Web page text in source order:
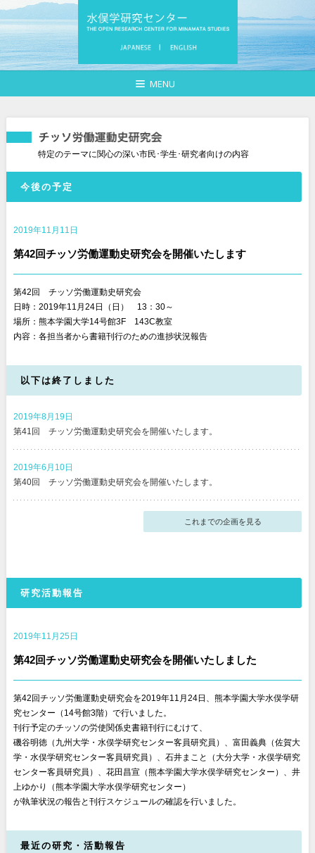
MENU
特定のテーマに関心の深い市民･学生･研究者向けの内容
今後の予定
2019年11月11日
第42回チッソ労働運動史研究会を開催いたします
第42回 チッソ労働運動史研究会
日時：2019年11月24日（日） 13：30～
場所：熊本学園大学14号館3F 143C教室
内容：各担当者から書籍刊行のための進捗状況報告
以下は終了しました
2019年8月19日
第41回 チッソ労働運動史研究会を開催いたします。
2019年6月10日
第40回 チッソ労働運動史研究会を開催いたします。
これまでの企画を見る
研究活動報告
2019年11月25日
第42回チッソ労働運動史研究会を開催いたしました
第42回チッソ労働運動史研究会を2019年11月24日、熊本学園大学水俣学研
究センター（14号館3階）で行いました。
刊行予定のチッソの労使関係史書籍刊行にむけて、
磯谷明徳（九州大学・水俣学研究センター客員研究員）、富田義典（佐賀大
学・水俣学研究センター客員研究員）、石井まこと（大分大学・水俣学研究
センター客員研究員）、花田昌宣（熊本学園大学水俣学研究センター）、井
上ゆかり（熊本学園大学水俣学研究センター）
が執筆状況の報告と刊行スケジュールの確認を行いました。
最近の研究・活動報告